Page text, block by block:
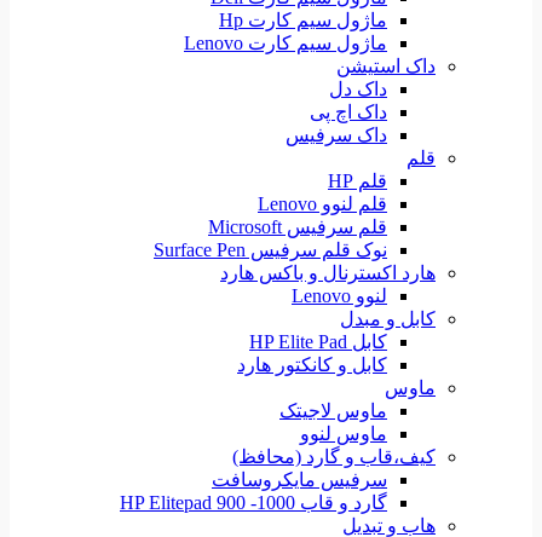
ماژول سیم کارت Hp
ماژول سیم کارت Lenovo
داک استیشن
داک دل
داک اچ پی
داک سرفیس
قلم
قلم HP
قلم لنوو Lenovo
قلم سرفیس Microsoft
نوک قلم سرفیس Surface Pen
هارد اکسترنال و باکس هارد
لنوو Lenovo
کابل و مبدل
کابل HP Elite Pad
کابل و کانکتور هارد
ماوس
ماوس لاجیتک
ماوس لنوو
کیف،قاب و گارد (محافظ)
سرفیس مایکروسافت
گارد و قاب HP Elitepad 900 -1000
هاب و تبدیل